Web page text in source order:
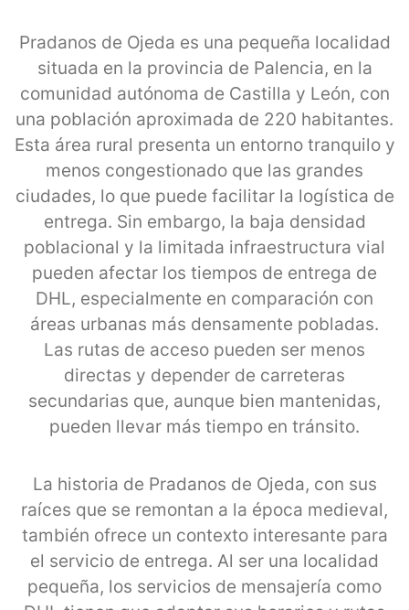
Pradanos de Ojeda es una pequeña localidad
situada en la provincia de Palencia, en la
comunidad autónoma de Castilla y León, con
una población aproximada de 220 habitantes.
Esta área rural presenta un entorno tranquilo y
menos congestionado que las grandes
ciudades, lo que puede facilitar la logística de
entrega. Sin embargo, la baja densidad
poblacional y la limitada infraestructura vial
pueden afectar los tiempos de entrega de
DHL, especialmente en comparación con
áreas urbanas más densamente pobladas.
Las rutas de acceso pueden ser menos
directas y depender de carreteras
secundarias que, aunque bien mantenidas,
pueden llevar más tiempo en tránsito.
La historia de Pradanos de Ojeda, con sus
raíces que se remontan a la época medieval,
también ofrece un contexto interesante para
el servicio de entrega. Al ser una localidad
pequeña, los servicios de mensajería como